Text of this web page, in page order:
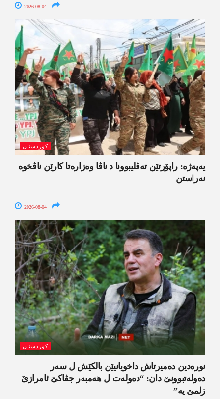
2026-08-04
کوردستان
یەپەژە: راپۆرتێن تەڤلیبوونا د ناڤا وەزارەتا کارێن ناڤخوە
نەراستن
2026-08-04
کوردستان
نورەدین دەمیرتاش داخویانیێن بالکێش ل سەر
دەولەتبوونێ دان: “دەولەت ل ھەمبەر جڤاکێ ئامرازێ
زلمێ یە”